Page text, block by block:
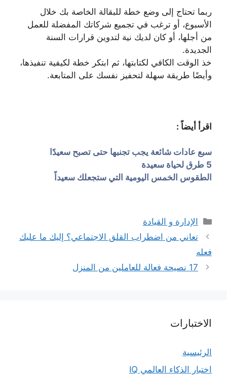
ربما تحتاج إلى وضع خطة للبقالة الخاصة بك خلال
الأسبوع، أو ترغب في تجميع شركاتك المفضلة للعمل
من أجلها، أو كان لديك نية لتدوين قرارات السنة
الجديدة.
خذ الوقت الكافي لكتابتها، ثم ابتكر خطة لكيفية تنفيذها،
وأيضًا طريقة سهلة لتحفيز نفسك على المتابعة.
اقرأ أيضاً :
سبع عادات شائعة يجب تجنبها حتى تصبح سعيدًا
5 طرق لحياة سعيدة
الطقوس الخمس اليومية التي ستجعلك سعيداً
التصنيفات
الإدارة و القيادة
تعاني من اضطراب القلق الاجتماعي؟ إليك ما عليك
فعله
17 نصيحة فعالة للعاملين من المنزل
الاختبارات
الرئيسية
اختبار الذكاء العالمي IQ